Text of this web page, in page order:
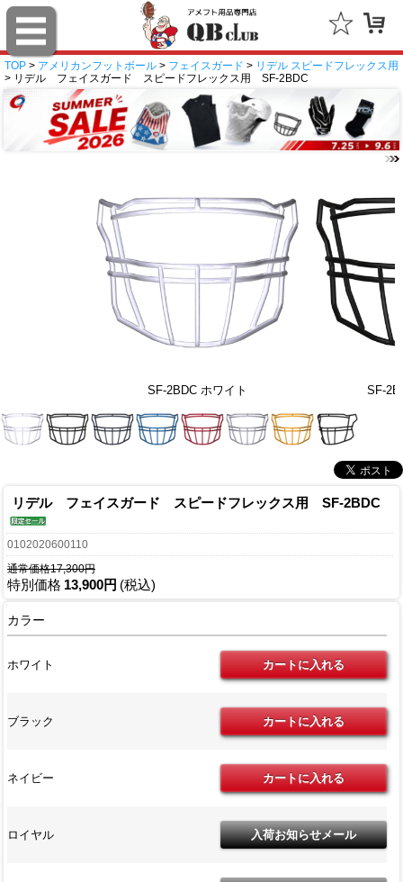
TOP > アメリカンフットボール > フェイスガード > リデル スピードフレックス用
> リデル フェイスガード スピードフレックス用 SF-2BDC
SF-2BDC ホワイト SF-
リデル フェイスガード スピードフレックス用 SF-2BDC
0102020600110
通常価格17,300円
特別価格 13,900円 (税込)
カラー
ホワイト
ブラック
ネイビー
ロイヤル